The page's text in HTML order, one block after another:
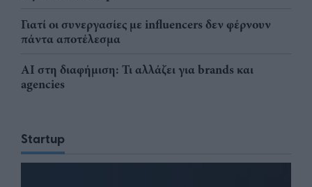
Γιατί οι συνεργασίες με influencers δεν φέρνουν
πάντα αποτέλεσμα
AI στη διαφήμιση: Τι αλλάζει για brands και
agencies
Startup